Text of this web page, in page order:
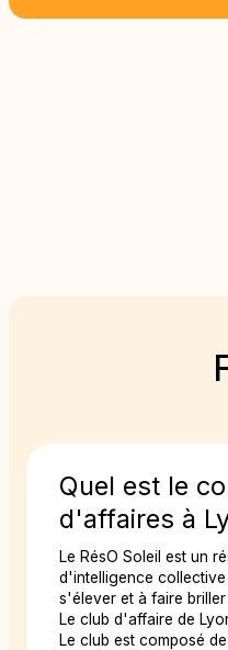
Quel est le
d'affaires à
Le RésO Soleil est un
d'intelligence collective
s'élever et à faire briller
Le club d'affaire de
Le club est composé